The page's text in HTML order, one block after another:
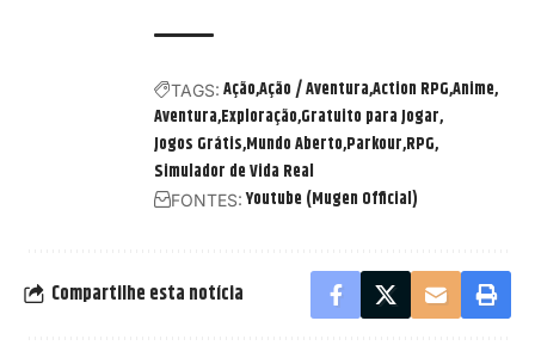
TAGS: AçãoAção / AventuraAction RPGAnime
Aventura Exploração Gratuito para Jogar
Jogos Grátis Mundo Aberto Parkour RPG
Simulador de Vida Real
FONTES: Youtube (Mugen Official)
Compartilhe esta notícia